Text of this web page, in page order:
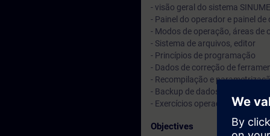
- visão geral do sistema
- Painel do operador e painel
- Modos de operação, áreas
- Sistema de arquivos, editor
- Princípios de programação
- Dados de correção de
- Recompilação e
- Backup de dados de
- Exercícios operacionais
Objectives